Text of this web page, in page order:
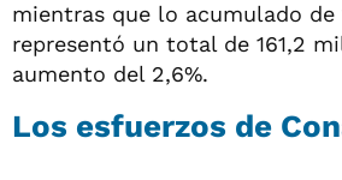
mientras que lo acumulado de
representó un total de 161,2
aumento del 2,6%.
Los esfuerzos de